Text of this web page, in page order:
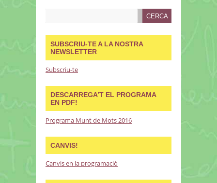
SUBSCRIU-TE A LA NOSTRA
NEWSLETTER
Subscriu-te
DESCARREGA’T EL PROGRAMA
EN PDF!
Programa Munt de Mots 2016
CANVIS!
Canvis en la programació